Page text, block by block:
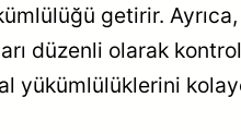
getirir. Ayrıca,
düzenli olarak
yükümlülüklerini